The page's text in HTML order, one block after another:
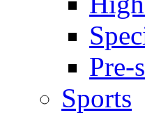
Pre-
Sports